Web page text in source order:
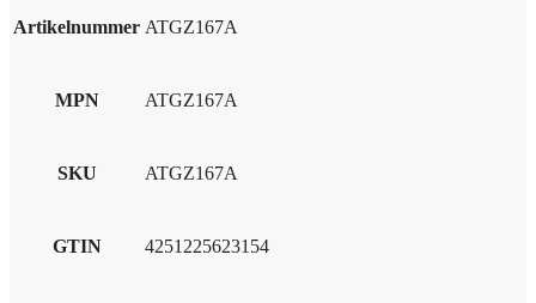
Artikelnummer ATGZ167A
MPN ATGZ167A
SKU ATGZ167A
GTIN 4251225623154